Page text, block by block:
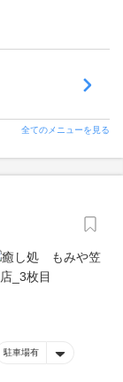
全てのメニューを見る
駐車場有